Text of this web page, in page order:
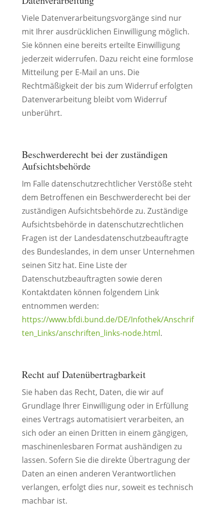
Viele Datenverarbeitungsvorgänge sind nur
mit Ihrer ausdrücklichen Einwilligung möglich.
Sie können eine bereits erteilte Einwilligung
jederzeit widerrufen. Dazu reicht eine formlose
Mitteilung per E-Mail an uns. Die
Rechtmäßigkeit der bis zum Widerruf erfolgten
Datenverarbeitung bleibt vom Widerruf
unberührt.
Beschwerderecht bei der zuständigen
Aufsichtsbehörde
Im Falle datenschutzrechtlicher Verstöße steht
dem Betroffenen ein Beschwerderecht bei der
zuständigen Aufsichtsbehörde zu. Zuständige
Aufsichtsbehörde in datenschutzrechtlichen
Fragen ist der Landesdatenschutzbeauftragte
des Bundeslandes, in dem unser Unternehmen
seinen Sitz hat. Eine Liste der
Datenschutzbeauftragten sowie deren
Kontaktdaten können folgendem Link
entnommen werden:
https://www.bfdi.bund.de/DE/Infothek/Anschrif
ten_Links/anschriften_links-node.html.
Recht auf Datenübertragbarkeit
Sie haben das Recht, Daten, die wir auf
Grundlage Ihrer Einwilligung oder in Erfüllung
eines Vertrags automatisiert verarbeiten, an
sich oder an einen Dritten in einem gängigen,
maschinenlesbaren Format aushändigen zu
lassen. Sofern Sie die direkte Übertragung der
Daten an einen anderen Verantwortlichen
verlangen, erfolgt dies nur, soweit es technisch
machbar ist.